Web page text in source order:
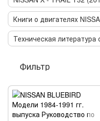
Книги о двигателях
Техническая
Фильтр